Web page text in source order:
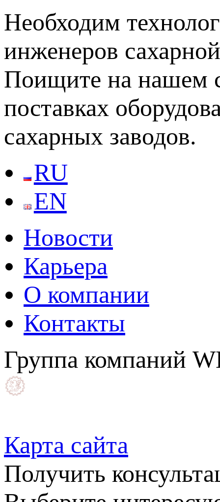
Необходим
инженеров
Поищите на нашем
поставках
сахарных заводов.
RU
EN
Новости
Карьера
О компании
Контакты
Группа компаний
Карта сайта
Получить